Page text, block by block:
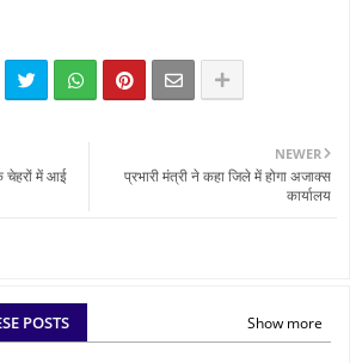
NEWER
प्रभारी मंत्री ने कहा जिले में होगा अजाक्स
कार्यालय
चेहरों में आई
POSTS Show more